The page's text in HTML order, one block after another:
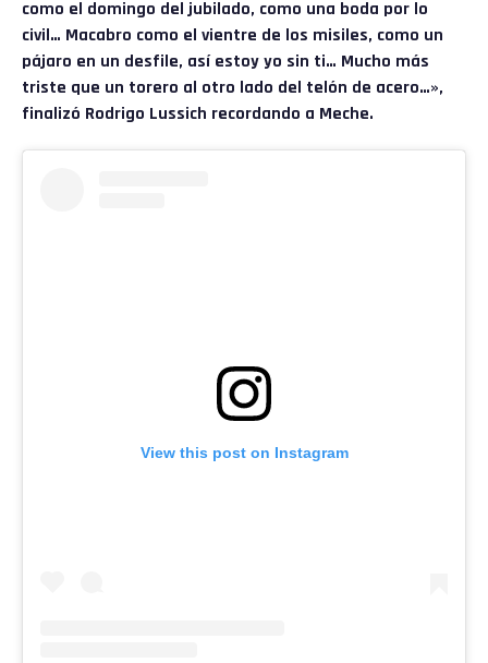
como el domingo del jubilado, como una boda por lo
civil… Macabro como el vientre de los misiles, como un
pájaro en un desfile, así estoy yo sin ti… Mucho más
triste que un torero al otro lado del telón de acero…»,
finalizó Rodrigo Lussich recordando a Meche.
View this post on Instagram